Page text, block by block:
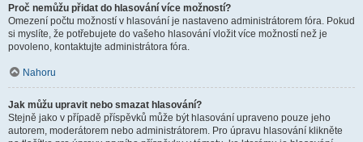
Proč nemůžu přidat do hlasování více možností?
Omezení počtu možností v hlasování je nastaveno administrátorem fóra. Pokud
si myslíte, že potřebujete do vašeho hlasování vložit více možností než je
povoleno, kontaktujte administrátora fóra.
Nahoru
Jak můžu upravit nebo smazat hlasování?
Stejně jako v případě příspěvků může být hlasování upraveno pouze jeho
autorem, moderátorem nebo administrátorem. Pro úpravu hlasování klikněte